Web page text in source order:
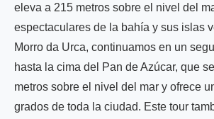
eleva a 215 metros sobre el nivel del
espectaculares de la bahía y sus islas
Morro da Urca, continuamos en un
hasta la cima del Pan de Azúcar, que
metros sobre el nivel del mar y ofrece
grados de toda la ciudad. Este tour